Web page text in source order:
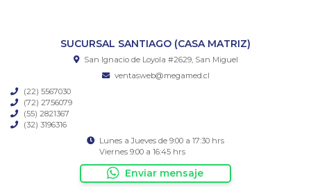
SUCURSAL SANTIAGO (CASA MATRIZ)
San Ignacio de Loyola #2629, San Miguel
ventasweb@megamed.cl
(22) 5567030
(72) 2756079
(55) 2821367
(32) 3196316
Lunes a Jueves de 9:00 a 17:30 hrs
Viernes 9:00 a 16:45 hrs
Enviar mensaje